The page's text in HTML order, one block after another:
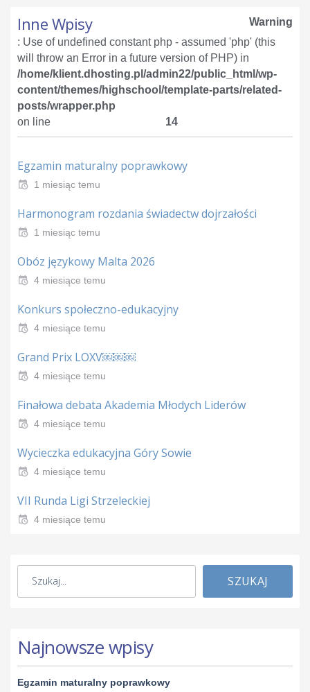
Inne Wpisy
Warning
: Use of undefined constant php - assumed 'php' (this
will throw an Error in a future version of PHP) in
/home/klient.dhosting.pl/admin22/public_html/wp-
content/themes/highschool/template-parts/related-
posts/wrapper.php
on line
14
Egzamin maturalny poprawkowy
1 miesiąc temu
Harmonogram rozdania świadectw dojrzałości
1 miesiąc temu
Obóz językowy Malta 2026
4 miesiące temu
Konkurs społeczno-edukacyjny
4 miesiące temu
Grand Prix LOXV￼￼￼
4 miesiące temu
Finałowa debata Akademia Młodych Liderów
4 miesiące temu
Wycieczka edukacyjna Góry Sowie
4 miesiące temu
VII Runda Ligi Strzeleckiej
4 miesiące temu
SZUKAJ
Najnowsze wpisy
Egzamin maturalny poprawkowy